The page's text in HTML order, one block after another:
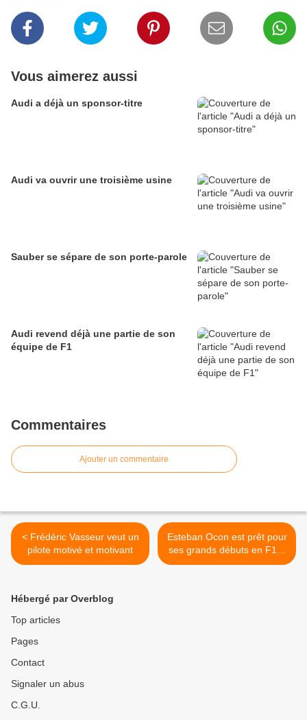
Vous aimerez aussi
Audi a déjà un sponsor-titre
Audi va ouvrir une troisième usine
Sauber se sépare de son porte-parole
Audi revend déjà une partie de son
équipe de F1
Commentaires
Ajouter un commentaire
< Frédéric Vasseur veut un
pilote motivé et motivant
Esteban Ocon est prêt pour
ses grands débuts en F1 à
Spa-Francorchamps >
Hébergé par Overblog
Top articles
Pages
Contact
Signaler un abus
C.G.U.